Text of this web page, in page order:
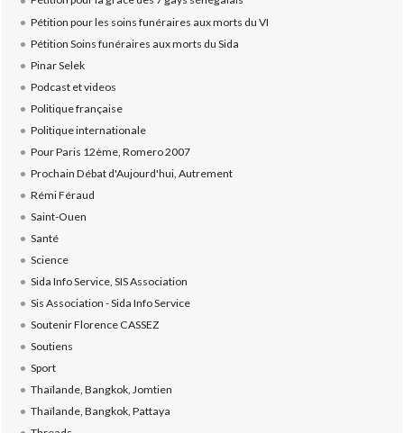
Pétition pour les soins funéraires aux morts du VI
Pétition Soins funéraires aux morts du Sida
Pinar Selek
Podcast et videos
Politique française
Politique internationale
Pour Paris 12ème, Romero 2007
Prochain Débat d'Aujourd'hui, Autrement
Rémi Féraud
Saint-Ouen
Santé
Science
Sida Info Service, SIS Association
Sis Association - Sida Info Service
Soutenir Florence CASSEZ
Soutiens
Sport
Thaïlande, Bangkok, Jomtien
Thaïlande, Bangkok, Pattaya